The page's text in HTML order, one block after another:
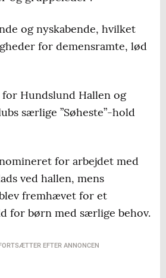
og nyskabende, hvilket
for demensramte, lød
for Hundslund Hallen og
særlige ”Søheste”-hold
for arbejdet med
ved hallen, mens
fremhævet for et
for børn med særlige behov.
EFTER ANNONCEN